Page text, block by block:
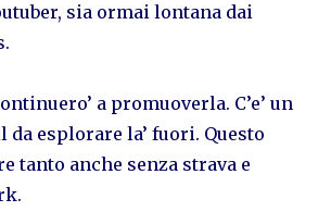
sia ormai lontana dai
a promuoverla. C’e’ un
esplorare la’ fuori. Questo
tanto anche senza strava e